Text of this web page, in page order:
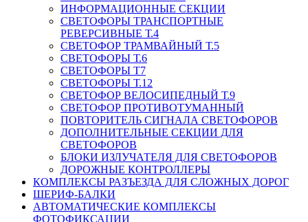
ИНФОРМАЦИОННЫЕ СЕКЦИИ
СВЕТОФОРЫ ТРАНСПОРТНЫЕ
РЕВЕРСИВНЫЕ Т.4
СВЕТОФОР ТРАМВАЙНЫЙ Т.5
СВЕТОФОРЫ Т.6
СВЕТОФОРЫ Т7
СВЕТОФОРЫ Т.12
СВЕТОФОР ВЕЛОСИПЕДНЫЙ Т.9
СВЕТОФОР ПРОТИВОТУМАННЫЙ
ПОВТОРИТЕЛЬ СИГНАЛА СВЕТОФОРОВ
ДОПОЛНИТЕЛЬНЫЕ СЕКЦИИ ДЛЯ
СВЕТОФОРОВ
БЛОКИ ИЗЛУЧАТЕЛЯ ДЛЯ СВЕТОФОРОВ
ДОРОЖНЫЕ КОНТРОЛЛЕРЫ
КОМПЛЕКСЫ РАЗЪЕЗДА ДЛЯ СЛОЖНЫХ ДОРОГ
ШЕРИФ-БАЛКИ
АВТОМАТИЧЕСКИЕ КОМПЛЕКСЫ
ФОТОФИКСАЦИИ